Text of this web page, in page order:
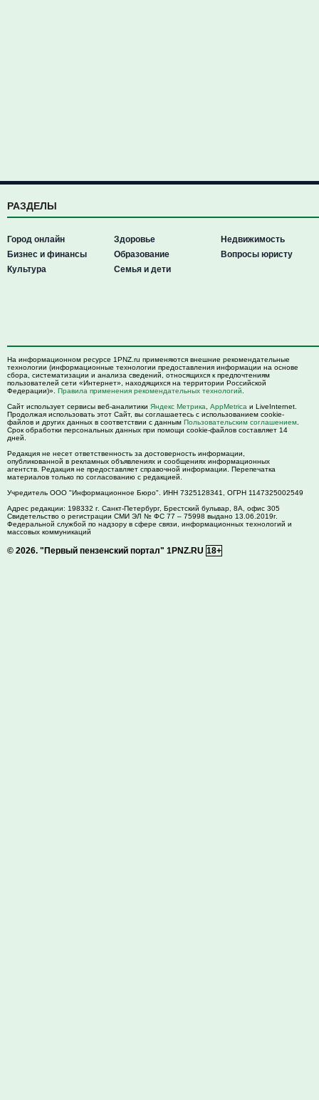
РАЗДЕЛЫ
Город онлайн
Бизнес и финансы
Культура
Здоровье
Образование
Семья и дети
Недвижимость
Вопросы юристу
На информационном ресурсе 1PNZ.ru применяются внешние рекомендательные
технологии (информационные технологии предоставления информации на основе
сбора, систематизации и анализа сведений, относящихся к предпочтениям
пользователей сети «Интернет», находящихся на территории Российской
Федерации)». Правила применения рекомендательных технологий
Сайт использует сервисы веб-аналитики Яндекс Метрика AppMetrica и LiveInternet.
Продолжая использовать этот Сайт, вы соглашаетесь с использованием cookie-
файлов и других данных в соответствии с данным Пользовательским соглашением
Срок обработки персональных данных при помощи cookie-файлов составляет 14
дней.
Редакция не несет ответственность за достоверность информации,
опубликованной в рекламных объявлениях и сообщениях информационных
агентств. Редакция не предоставляет справочной информации. Перепечатка
материалов только по согласованию с редакцией.
Учредитель ООО "Информационное Бюро". ИНН 7325128341, ОГРН 1147325002549
Адрес редакции: 198332 г. Санкт-Петербург, Брестский бульвар, 8А, офис 305
Свидетельство о регистрации СМИ ЭЛ № ФС 77 – 75998 выдано 13.06.2019г.
Федеральной службой по надзору в сфере связи, информационных технологий и
массовых коммуникаций
© 2026. "Первый пензенский портал" 1PNZ.RU 18+